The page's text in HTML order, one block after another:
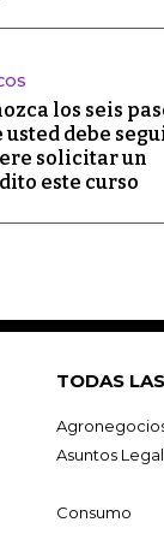
los seis
usted debe
solicitar un
este curso
TODAS
Asuntos
Consumo